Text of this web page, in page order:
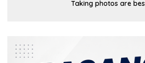
Taking photos are